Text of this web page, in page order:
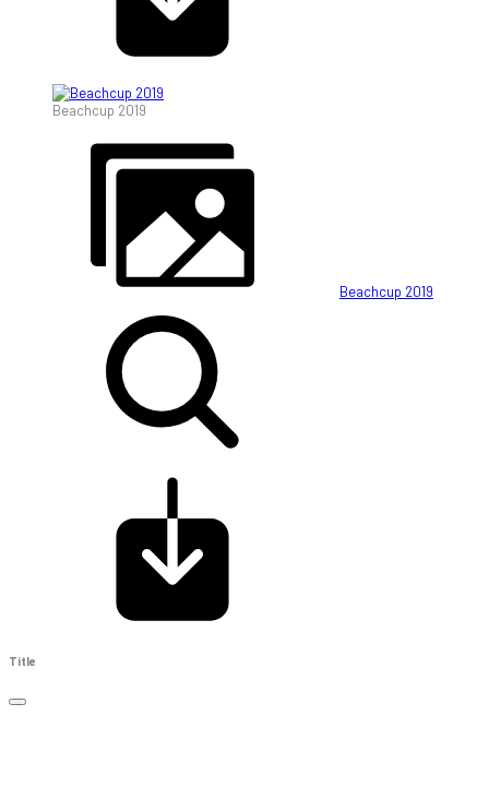
Beachcup 2019
Beachcup 2019
Title